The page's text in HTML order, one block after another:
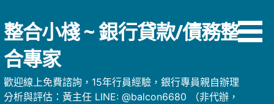
過
內
容
整合小棧 ~ 銀行貸款/債務整
合專家
歡迎線上免費諮詢，15年行員經驗，銀行專員親自辦理
分析與評估：黃主任 LINE: @balcon6680 （非代辦，